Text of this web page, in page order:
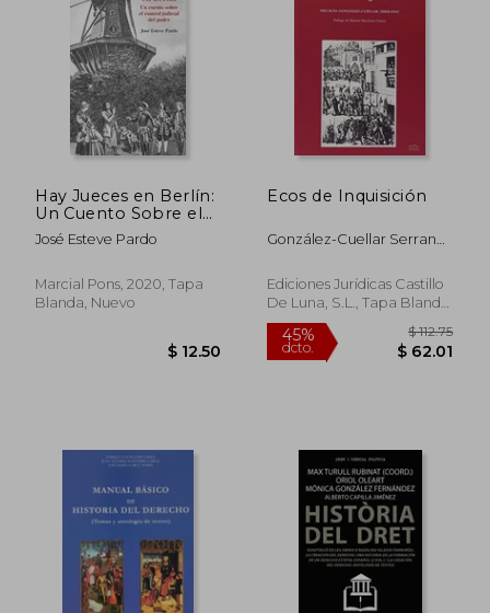
40%
dcto.
$ 60.89
$ 36.53
45%
Hay Jueces en Berlín:
Un Cuento Sobre el
Control Judicial del
Poder
José Esteve Pardo
Marcial Pons, 2020, Tapa
Blanda, Nuevo
Ecos de Inquisición
González-Cuellar Serrano
Ediciones Jurídicas Castillo
De Luna, S.L., Tapa Blanda,
Usado